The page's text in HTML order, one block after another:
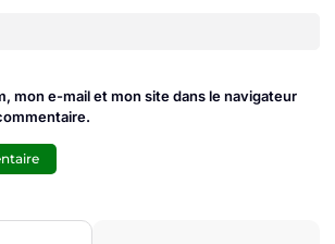
mon e-mail et mon site dans le navigateur